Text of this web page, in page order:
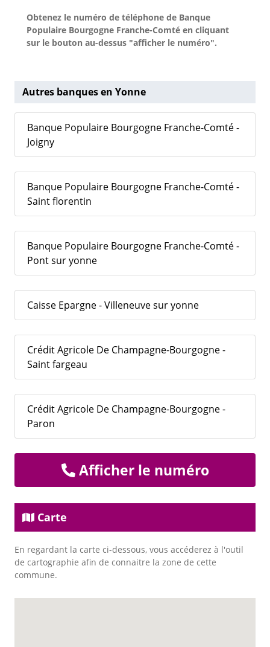
Obtenez le numéro de téléphone de Banque
Populaire Bourgogne Franche-Comté en cliquant
sur le bouton au-dessus "afficher le numéro".
Autres banques en Yonne
Banque Populaire Bourgogne Franche-Comté -
Joigny
Banque Populaire Bourgogne Franche-Comté -
Saint florentin
Banque Populaire Bourgogne Franche-Comté -
Pont sur yonne
Caisse Epargne - Villeneuve sur yonne
Crédit Agricole De Champagne-Bourgogne -
Saint fargeau
Crédit Agricole De Champagne-Bourgogne -
Paron
Afficher le numéro
Carte
En regardant la carte ci-dessous, vous accéderez à l'outil
de cartographie afin de connaitre la zone de cette
commune.